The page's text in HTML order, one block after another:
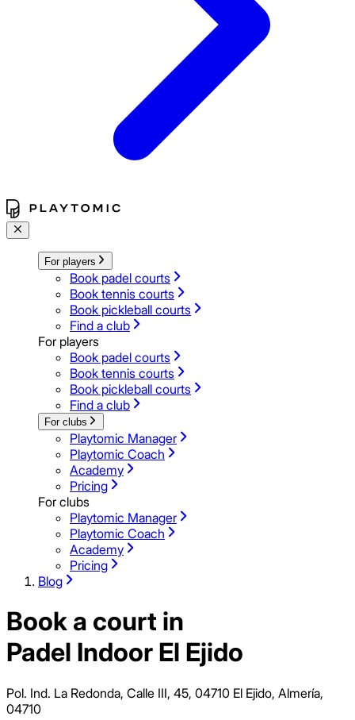
For players
Book padel courts
Book tennis courts
Book pickleball courts
Find a club
For players
Book padel courts
Book tennis courts
Book pickleball courts
Find a club
For clubs
Playtomic Manager
Playtomic Coach
Academy
Pricing
For clubs
Playtomic Manager
Playtomic Coach
Academy
Pricing
Blog
Book a court in
Padel Indoor El Ejido
Pol. Ind. La Redonda, Calle III, 45, 04710 El Ejido, Almería,
04710